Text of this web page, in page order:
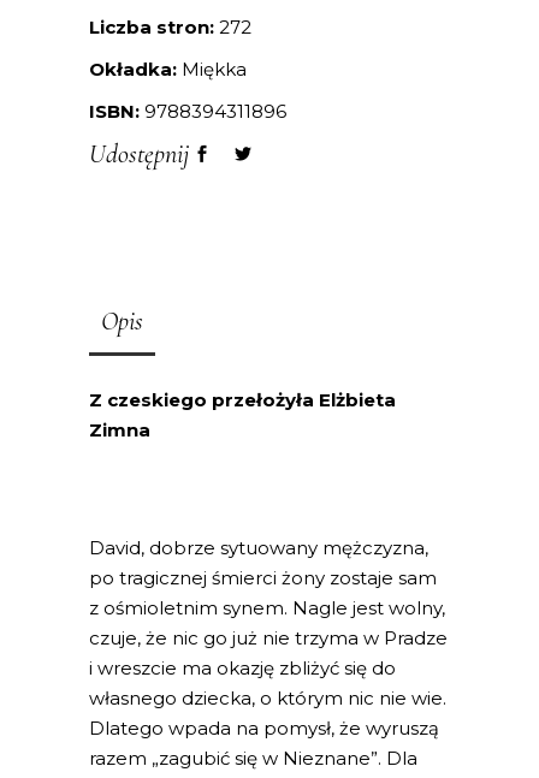
Liczba stron: 272
Okładka: Miękka
ISBN: 9788394311896
Udostępnij
Opis
Z czeskiego przełożyła Elżbieta
Zimna
David, dobrze sytuowany mężczyzna,
po tragicznej śmierci żony zostaje sam
z ośmioletnim synem. Nagle jest wolny,
czuje, że nic go już nie trzyma w Pradze
i wreszcie ma okazję zbliżyć się do
własnego dziecka, o którym nic nie wie.
Dlatego wpada na pomysł, że wyruszą
razem „zagubić się w Nieznane”. Dla